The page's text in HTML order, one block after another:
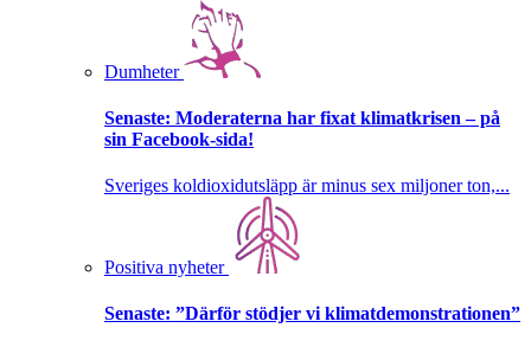
Dumheter
Senaste: Moderaterna har fixat klimatkrisen – på
sin Facebook-sida!
Sveriges koldioxidutsläpp är minus sex miljoner ton,...
Positiva nyheter
Senaste: ”Därför stödjer vi klimatdemonstrationen”